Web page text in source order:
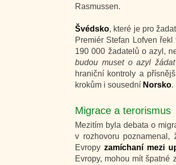
Rasmussen.
Švédsko, které je pro
Premiér Stefan Lofven
190 000 žadatelů o azyl,
budou muset o azyl
hraniční kontroly a
krokům i sousední Norsko.
Migrace a terorismus
Mezitím byla debata o
v rozhovoru
Evropyzamíchaní mezi
Evropy, mohou mít špatné